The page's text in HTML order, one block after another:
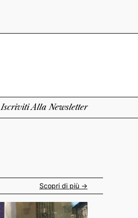
Iscriviti Alla Newsletter
Scopri di più ->